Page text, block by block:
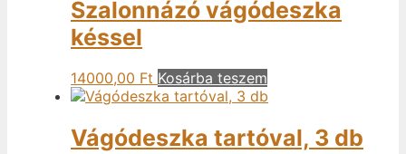
Szalonnázó vágódeszka
késsel
14000,00 Ft Kosárba teszem
Vágódeszka tartóval, 3 db